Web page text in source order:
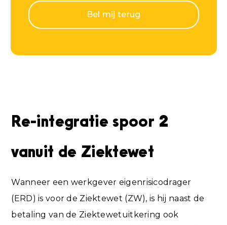
Bel mij terug
Re-integratie spoor 2
vanuit de Ziektewet
Wanneer een werkgever eigenrisicodrager
(ERD) is voor de Ziektewet (ZW), is hij naast de
betaling van de Ziektewetuitkering ook